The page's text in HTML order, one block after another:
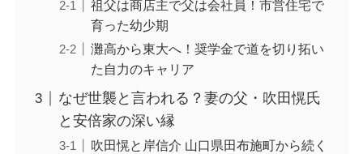
祖父は商店主で父は会社員！市営住宅で
育った幼少期
灘高から東大へ！奨学金で道を切り拓い
た自力のキャリア
なぜ世襲と言われる？妻の父・吹田愰氏
と安倍家の深い縁
吹田愰と岸信介 山口県田布施町から続く